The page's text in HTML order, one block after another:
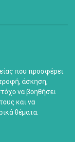
που προσφέρει
άσκηση,
να βοηθήσει
και να
θέματα.